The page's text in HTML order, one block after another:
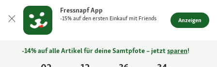
Fressnapf App
-15% auf den ersten Einkauf mit Friends Anzeigen
-14% auf alle Artikel für deine Samtpfote – jetztsparen!